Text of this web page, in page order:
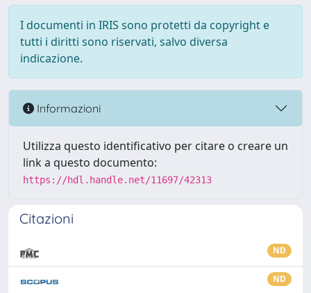
I documenti in IRIS sono protetti da copyright e
tutti i diritti sono riservati, salvo diversa
indicazione.
Informazioni
Utilizza questo identificativo per citare o creare un
link a questo documento:
https://hdl.handle.net/11697/42313
Citazioni
ND
ND